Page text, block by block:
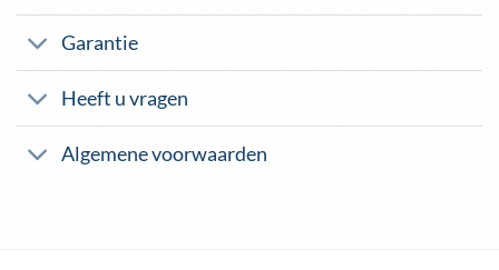
Garantie
Heeft u vragen
Algemene voorwaarden